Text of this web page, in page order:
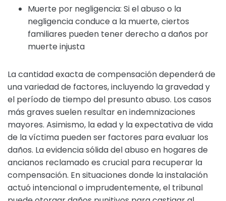
Muerte por negligencia: Si el abuso o la
negligencia conduce a la muerte, ciertos
familiares pueden tener derecho a daños por
muerte injusta
La cantidad exacta de compensación dependerá de
una variedad de factores, incluyendo la gravedad y
el período de tiempo del presunto abuso. Los casos
más graves suelen resultar en indemnizaciones
mayores. Asimismo, la edad y la expectativa de vida
de la víctima pueden ser factores para evaluar los
daños. La evidencia sólida del abuso en hogares de
ancianos reclamado es crucial para recuperar la
compensación. En situaciones donde la instalación
actuó intencional o imprudentemente, el tribunal